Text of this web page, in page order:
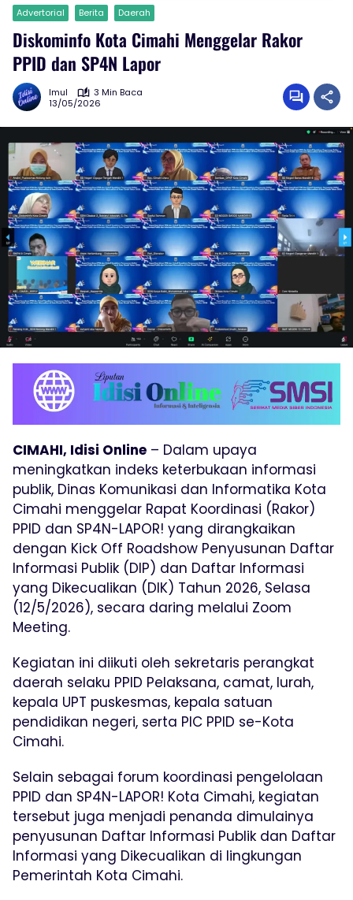
Advertorial Berita Daerah
Diskominfo Kota Cimahi Menggelar Rakor
PPID dan SP4N Lapor
Imul
3 Min Baca
13/05/2026
CIMAHI, Idisi Online – Dalam upaya
meningkatkan indeks keterbukaan informasi
publik, Dinas Komunikasi dan Informatika Kota
Cimahi menggelar Rapat Koordinasi (Rakor)
PPID dan SP4N-LAPOR! yang dirangkaikan
dengan Kick Off Roadshow Penyusunan Daftar
Informasi Publik (DIP) dan Daftar Informasi
yang Dikecualikan (DIK) Tahun 2026, Selasa
(12/5/2026), secara daring melalui Zoom
Meeting.
Kegiatan ini diikuti oleh sekretaris perangkat
daerah selaku PPID Pelaksana, camat, lurah,
kepala UPT puskesmas, kepala satuan
pendidikan negeri, serta PIC PPID se-Kota
Cimahi.
Selain sebagai forum koordinasi pengelolaan
PPID dan SP4N-LAPOR! Kota Cimahi, kegiatan
tersebut juga menjadi penanda dimulainya
penyusunan Daftar Informasi Publik dan Daftar
Informasi yang Dikecualikan di lingkungan
Pemerintah Kota Cimahi.